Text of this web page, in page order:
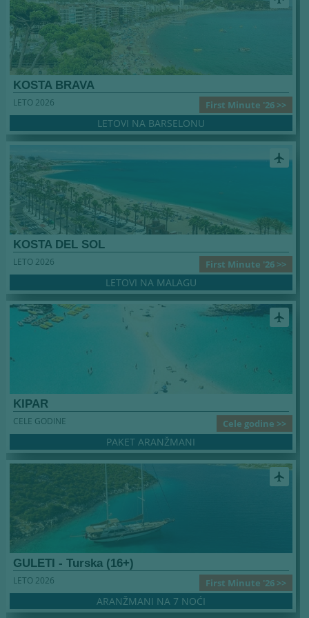
KOSTA BRAVA
First Minute '26 >>
LETO 2026
LETOVI NA BARSELONU
airplanemode_active
KOSTA DEL SOL
First Minute '26 >>
LETO 2026
LETOVI NA MALAGU
airplanemode_active
KIPAR
Cele godine >>
CELE GODINE
PAKET ARANŽMANI
airplanemode_active
GULETI - Turska (16+)
First Minute '26 >>
LETO 2026
ARANŽMANI NA 7 NOĆI